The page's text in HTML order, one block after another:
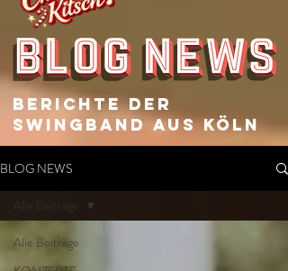
Berichte Der
SWingband aus Köln
BLOG NEWS
Alle Beiträge
Alle Beiträge